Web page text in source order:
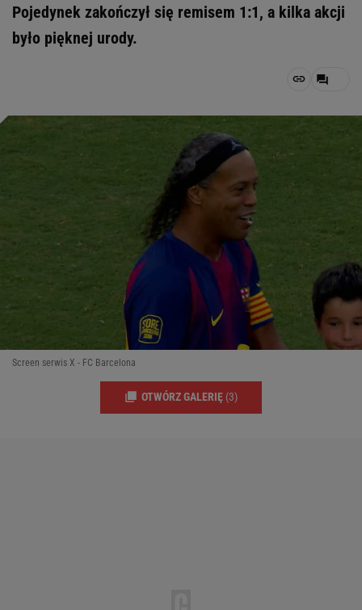
Pojedynek zakończył się remisem 1:1, a kilka akcji
było pięknej urody.
Screen serwis X - FC Barcelona
OTWÓRZ GALERIĘ (3)